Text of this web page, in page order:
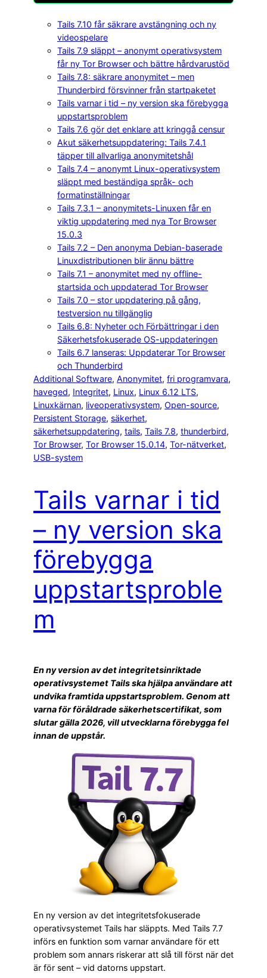
Tails 7.10 får säkrare avstängning och ny
videospelare
Tails 7.9 släppt – anonymt operativsystem
får ny Tor Browser och bättre hårdvarustöd
Tails 7.8: säkrare anonymitet – men
Thunderbird försvinner från startpaketet
Tails varnar i tid – ny version ska förebygga
uppstartsproblem
Tails 7.6 gör det enklare att kringgå censur
Akut säkerhetsuppdatering: Tails 7.4.1
täpper till allvarliga anonymitetshål
Tails 7.4 – anonymt Linux-operativsystem
släppt med beständiga språk- och
formatinställningar
Tails 7.3.1 – anonymitets-Linuxen får en
viktig uppdatering med nya Tor Browser
15.0.3
Tails 7.2 – Den anonyma Debian-baserade
Linuxdistributionen blir ännu bättre
Tails 7.1 – anonymitet med ny offline-
startsida och uppdaterad Tor Browser
Tails 7.0 – stor uppdatering på gång,
testversion nu tillgänglig
Tails 6.8: Nyheter och Förbättringar i den
Säkerhetsfokuserade OS-uppdateringen
Tails 6.7 lanseras: Uppdaterar Tor Browser
och Thunderbird
Additional Software, Anonymitet, fri programvara
haveged, Integritet, Linux, Linux 6.12 LTS
Linuxkärnan, liveoperativsystem, Open-source
Persistent Storage, säkerhet
säkerhetsuppdatering, tails, Tails 7.8, thunderbird
Tor Browser, Tor Browser 15.0.14, Tor-nätverket
USB-system
Tails varnar i tid
– ny version ska
förebygga
uppstartsproble
m
En ny version av det integritetsinriktade
operativsystemet Tails ska hjälpa användare att
undvika framtida uppstartsproblem. Genom att
varna för föråldrade säkerhetscertifikat, som
slutar gälla 2026, vill utvecklarna förebygga fel
innan de uppstår.
En ny version av det integritetsfokuserade
operativsystemet Tails har släppts. Med Tails 7.7
införs en funktion som varnar användare för ett
problem som annars riskerar att slå till först när det
är för sent – vid datorns uppstart.